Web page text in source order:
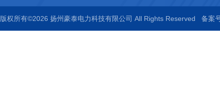
版权所有©2026 扬州豪泰电力科技有限公司 All Rights Reserved 备案